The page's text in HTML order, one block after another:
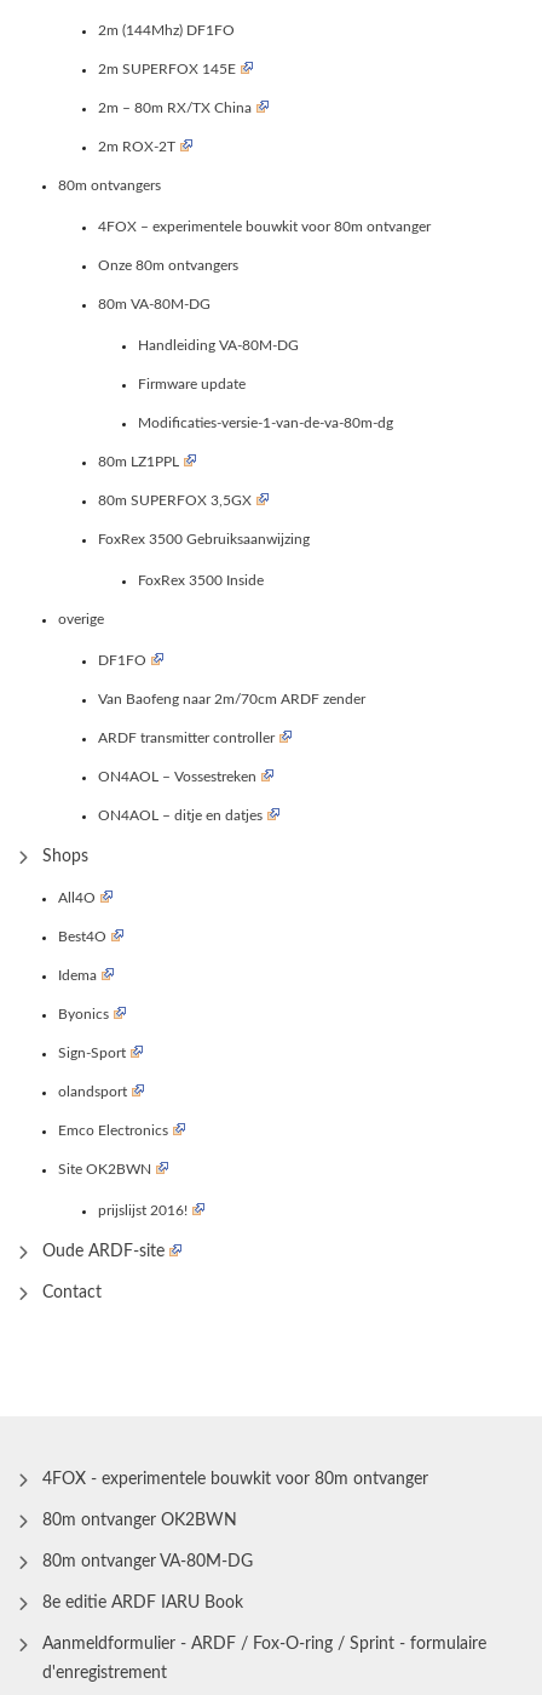
2m (144Mhz) DF1FO
2m SUPERFOX 145E
2m – 80m RX/TX China
2m ROX-2T
80m ontvangers
4FOX – experimentele bouwkit voor 80m ontvanger
Onze 80m ontvangers
80m VA-80M-DG
Handleiding VA-80M-DG
Firmware update
Modificaties-versie-1-van-de-va-80m-dg
80m LZ1PPL
80m SUPERFOX 3,5GX
FoxRex 3500 Gebruiksaanwijzing
FoxRex 3500 Inside
overige
DF1FO
Van Baofeng naar 2m/70cm ARDF zender
ARDF transmitter controller
ON4AOL – Vossestreken
ON4AOL – ditje en datjes
Shops
All4O
Best4O
Idema
Byonics
Sign-Sport
olandsport
Emco Electronics
Site OK2BWN
prijslijst 2016!
Oude ARDF-site
Contact
4FOX - experimentele bouwkit voor 80m ontvanger
80m ontvanger OK2BWN
80m ontvanger VA-80M-DG
8e editie ARDF IARU Book
Aanmeldformulier - ARDF / Fox-O-ring / Sprint - formulaire
d'enregistrement